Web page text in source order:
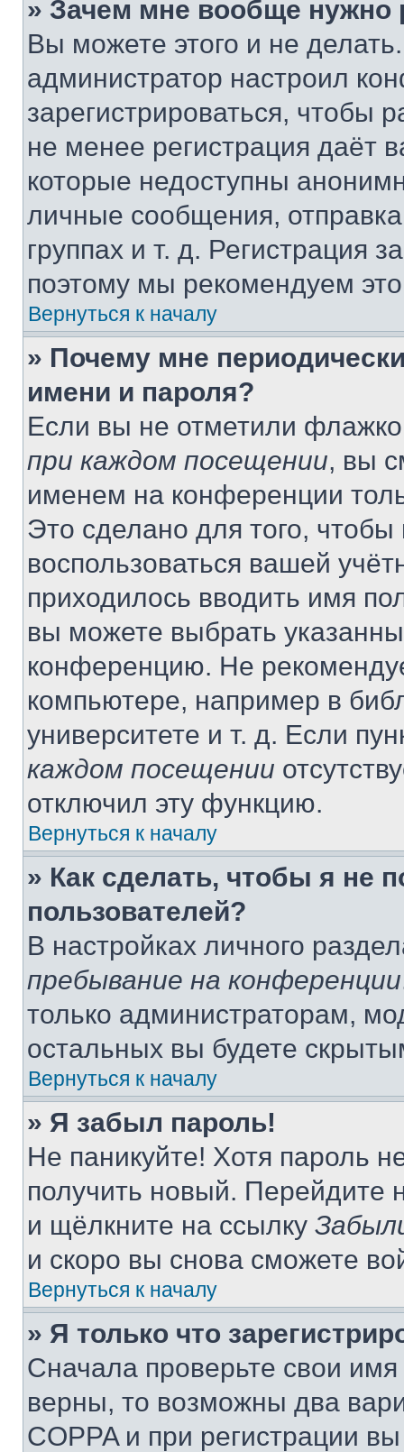
» Зачем мне вообще нужно
Вы можете этого и не
администратор настроил
зарегистрироваться, чтобы
не менее регистрация даёт
которые недоступны
личные сообщения,
группах и т. д. Регистрация
поэтому мы рекомендуем
Вернуться к началу
» Почему мне
имени и пароля?
Если вы не отметили
при каждом посещении, вы
именем на конференции
Это сделано для того, чтобы
воспользоваться вашей
приходилось вводить имя
вы можете выбрать
конференцию. Не
компьютере, например в
университете и т. д. Если
каждом посещении
отключил эту функцию.
Вернуться к началу
» Как сделать, чтобы я не
пользователей?
В настройках личного
пребывание на конференции
только администраторам,
остальных вы будете
Вернуться к началу
» Я забыл пароль!
Не паникуйте! Хотя пароль
получить новый. Перейдите
и щёлкните на ссылку
и скоро вы снова сможете
Вернуться к началу
» Я только что
Сначала проверьте свои
верны, то возможны два
COPPA и при регистрации